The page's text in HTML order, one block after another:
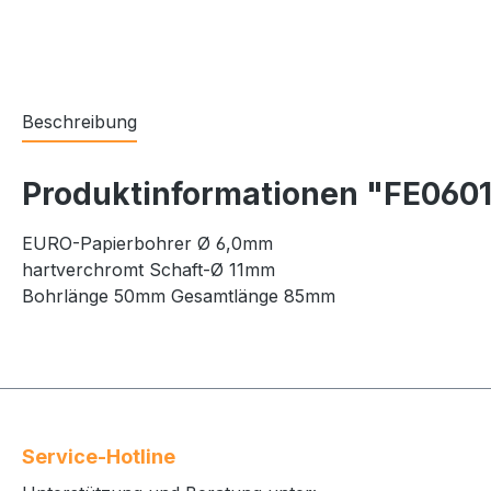
Beschreibung
Produktinformationen
EURO-Papierbohrer Ø 6,0mm
hartverchromt Schaft-Ø 11mm
Bohrlänge 50mm Gesamtlänge 85mm
Service-Hotline